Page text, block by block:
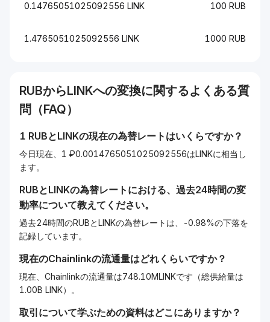
0.14765051025092556 LINK 100 RUB
1.4765051025092556 LINK 1000 RUB
RUBからLINKへの変換に関するよくある質
問（FAQ）
1 RUBとLINKの現在の為替レートはいくらですか？
今日現在、1 ₽0.0014765051025092556はLINKに相当し
ます。
RUBとLINKの為替レートにおける、過去24時間の変
動率について教えてください。
過去24時間のRUBとLINKの為替レートは、-0.98%の下落を
記録しています。
現在のChainlinkの流通量はどれくらいですか？
現在、Chainlinkの流通量は748.10MLINKです（総供給量は
1.00B LINK）。
取引について学ぶための資料はどこにありますか？